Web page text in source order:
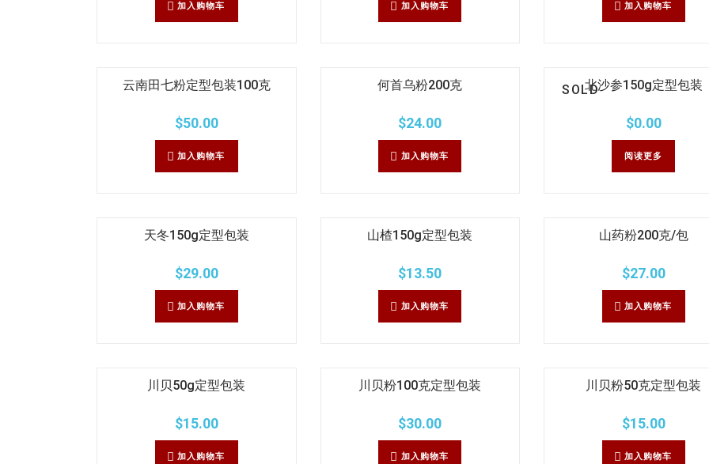
加入购物车 加入购物车 加入购物车
云南田七粉定型包装100克
$50.00
加入购物车
何首乌粉200克
$24.00
加入购物车
SOLD北沙参150g定型包装
$0.00
阅读更多
天冬150g定型包装
$29.00
加入购物车
山楂150g定型包装
$13.50
加入购物车
山药粉200克/包
$27.00
加入购物车
川贝50g定型包装
$15.00
加入购物车
川贝粉100克定型包装
$30.00
加入购物车
川贝粉50克定型包装
$15.00
加入购物车